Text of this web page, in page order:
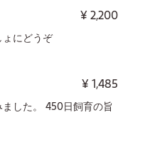
¥2,200
にどうぞ
¥1,485
した。 450日飼育の旨